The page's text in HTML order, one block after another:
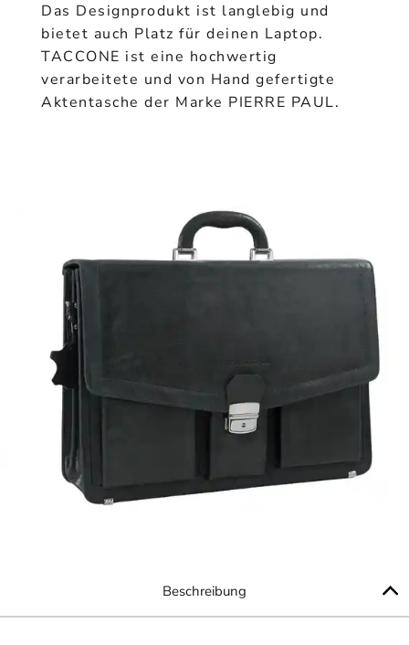
Das Designprodukt ist langlebig und
bietet auch Platz für deinen Laptop.
TACCONE ist eine hochwertig
verarbeitete und von Hand gefertigte
Aktentasche der Marke PIERRE PAUL.
Beschreibung